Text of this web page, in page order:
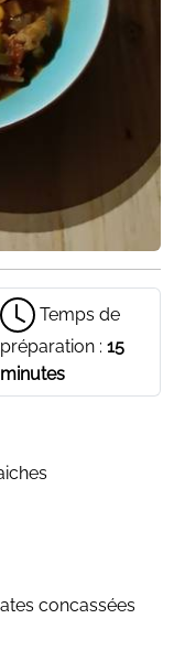
Temps de
préparation :15
minutes
concassées